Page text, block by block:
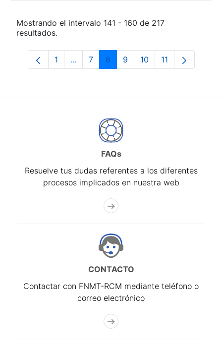
Mostrando el intervalo 141 - 160 de 217
resultados.
Página
1 ...Páginas intermedias Use TAB para
Página
7 Página
8 Página
9 Página
10 Página
11
FAQs
Resuelve tus dudas referentes a los diferentes
procesos implicados en nuestra web
CONTACTO
Contactar con FNMT-RCM mediante teléfono o
correo electrónico